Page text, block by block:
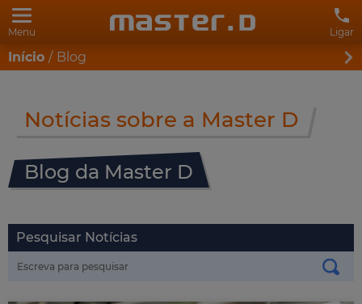
Menu Ligar
Início Blog
Notícias sobre a Master D
Blog da Master D
Pesquisar Notícias